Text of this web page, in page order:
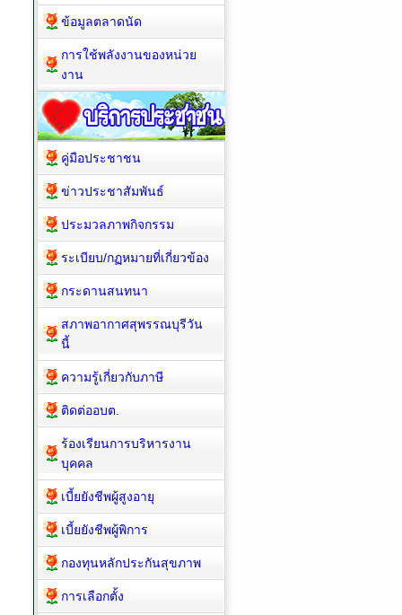
ข้อมูลตลาดนัด
การใช้พลังงานของหน่วย
งาน
คู่มือประชาชน
ข่าวประชาสัมพันธ์
ประมวลภาพกิจกรรม
ระเบียบ/กฏหมายที่เกี่ยวข้อง
กระดานสนทนา
สภาพอากาศสุพรรณบุรีวัน
นี้
ความรู้เกี่ยวกับภาษี
ติดต่ออบต.
ร้องเรียนการบริหารงาน
บุคคล
เบี้ยยังชีพผู้สูงอายุ
เบี้ยยังชีพผู้พิการ
กองทุนหลักประกันสุขภาพ
การเลือกตั้ง